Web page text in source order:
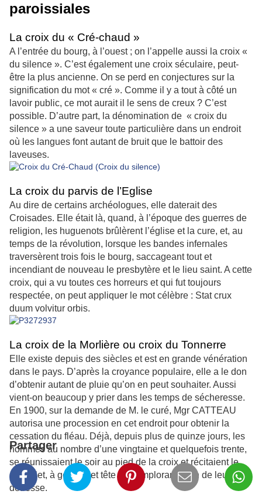
paroissiales
La croix du « Cré-chaud »
A l’entrée du bourg, à l’ouest ; on l’appelle aussi la croix «
du silence ». C’est également une croix séculaire, peut-
être la plus ancienne. On se perd en conjectures sur la
signification du mot « cré ». Comme il y a tout à côté un
lavoir public, ce mot aurait il le sens de creux ? C’est
possible. D’autre part, la dénomination de « croix du
silence » a une saveur toute particulière dans un endroit
où les langues font autant de bruit que le battoir des
laveuses.
La croix du parvis de l’Eglise
Au dire de certains archéologues, elle daterait des
Croisades. Elle était là, quand, à l’époque des guerres de
religion, les huguenots brûlèrent l’église et la cure, et, au
temps de la révolution, lorsque les bandes infernales
traversèrent trois fois le bourg, saccageant tout et
incendiant de nouveau le presbytère et le lieu saint. A cette
croix, qui a vu toutes ces horreurs et qui fut toujours
respectée, on peut appliquer le mot célèbre : Stat crux
duum volvitur orbis.
La croix de la Morlière ou croix du Tonnerre
Elle existe depuis des siècles et est en grande vénération
dans le pays. D’après la croyance populaire, elle a le don
d’obtenir autant de pluie qu’on en peut souhaiter. Aussi
vient-on beaucoup y prier dans les temps de sécheresse.
En 1900, sur la demande de M. le curé, Mgr CATTEAU
autorisa une procession en cet endroit pour obtenir la
cessation du fléau. Déjà, depuis plus de quinze jours, les
hommes au nombre d’une vingtaine et quelquefois trente,
se réunissaient le soir au pied de la croix et récitaient le
chapelet, à genoux et tête nue, implorant la fin de leur
détresse.
Partager